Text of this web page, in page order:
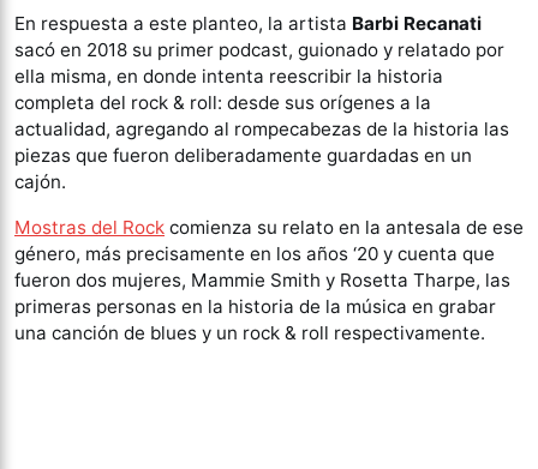
En respuesta a este planteo, la artista Barbi Recanati
sacó en 2018 su primer podcast, guionado y relatado por
ella misma, en donde intenta reescribir la historia
completa del rock & roll: desde sus orígenes a la
actualidad, agregando al rompecabezas de la historia las
piezas que fueron deliberadamente guardadas en un
cajón.
Mostras del Rock comienza su relato en la antesala de ese
género, más precisamente en los años ‘20 y cuenta que
fueron dos mujeres, Mammie Smith y Rosetta Tharpe, las
primeras personas en la historia de la música en grabar
una canción de blues y un rock & roll respectivamente.